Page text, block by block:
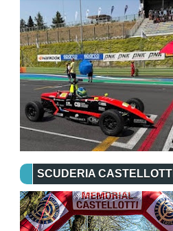
SCUDERIA CASTELLOTTI